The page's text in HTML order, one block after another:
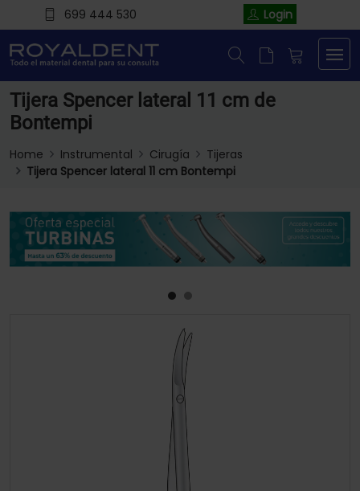
699 444 530 Login
Tijera Spencer lateral 11 cm de
Bontempi
Home Instrumental Cirugía
Tijeras
Tijera Spencer lateral 11 cm Bontempi